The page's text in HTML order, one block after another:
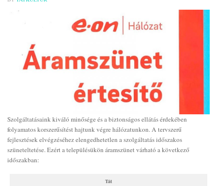
Szolgáltatásaink kiváló minősége és a biztonságos ellátás érdekében
folyamatos korszerűsítést hajtunk végre hálózatunkon. A tervszerű
fejlesztések elvégzéséhez elengedhetetlen a szolgáltatás időszakos
szüneteltetése. Ezért a településükön áramszünet várható a következő
időszakban:
Tát